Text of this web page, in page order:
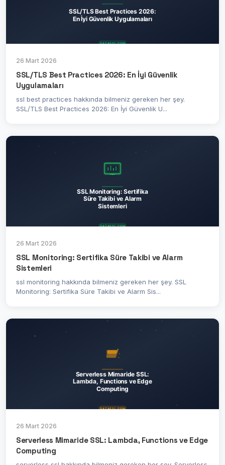
26 Mart 2026
SSL/TLS Best Practices 2026: En İyi Güvenlik
Uygulamaları
ssl best practices hakkında bilmeniz gereken her şey.
SSL/TLS Best Practices 2026: En İyi Güvenlik U...
26 Mart 2026
SSL Monitoring: Sertifika Süre Takibi ve Alarm
Sistemleri
ssl monitoring hakkında bilmeniz gereken her şey. SSL
Monitoring: Sertifika Süre Takibi ve Alarm Sis...
26 Mart 2026
Serverless Mimaride SSL: Lambda, Functions ve Edge
Computing